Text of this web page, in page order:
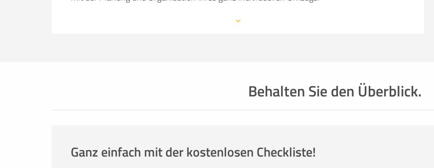
Behalten Sie den Überblick.
Ganz einfach mit der kostenlosen Checkliste!